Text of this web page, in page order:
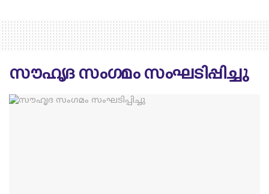
സൗഹൃദ സംഗമം സംഘടിപ്പിച്ചു